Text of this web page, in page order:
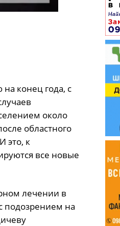
конец года, с
около
областного
это, к
все новые
лечении в
подозрением на